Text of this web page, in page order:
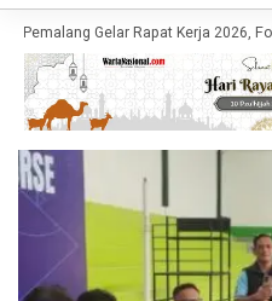
Pemalang Gelar Rapat Kerja 2026,